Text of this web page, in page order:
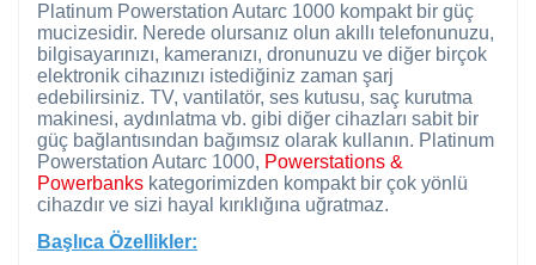
Platinum Powerstation Autarc 1000 kompakt bir güç
mucizesidir. Nerede olursanız olun akıllı telefonunuzu,
bilgisayarınızı, kameranızı, dronunuzu ve diğer birçok
elektronik cihazınızı istediğiniz zaman şarj
edebilirsiniz. TV, vantilatör, ses kutusu, saç kurutma
makinesi, aydınlatma vb. gibi diğer cihazları sabit bir
güç bağlantısından bağımsız olarak kullanın. Platinum
Powerstation Autarc 1000, Powerstations &
Powerbanks kategorimizden kompakt bir çok yönlü
cihazdır ve sizi hayal kırıklığına uğratmaz.
Başlıca Özellikler: